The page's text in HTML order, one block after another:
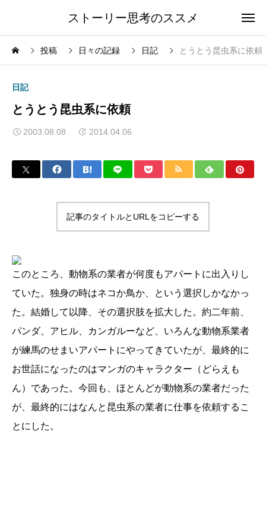
ストーリー思考のススメ
投稿 日々の記録 日記 とうとう昆虫系に依頼
日記
とうとう昆虫系に依頼
2003.08.08 2014.04.06
記事のタイトルとURLをコピーする
このところ、動物系の業者が何度もアパートに出入りし
ていた。独身の時はネコか鳥か、という選択しかなかっ
た。結婚して以降、その選択肢を拡大した。約二年前、
パンダ、アヒル、カンガルーなど、いろんな動物系業者
が練馬のせまいアパートにやってきていたが、最終的に
お世話になったのはマンガのキャラクター（どらえも
ん）であった。今回も、ほとんどが動物系の業者だった
が、最終的にはなんと昆虫系の業者に仕事を依頼するこ
とにした。